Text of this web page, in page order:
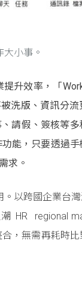
小事。
升效率，「
洗版、資訊分
請假、簽核等
能，只要透過
求。
以跨國企業台
HR
regional
，無需再耗時